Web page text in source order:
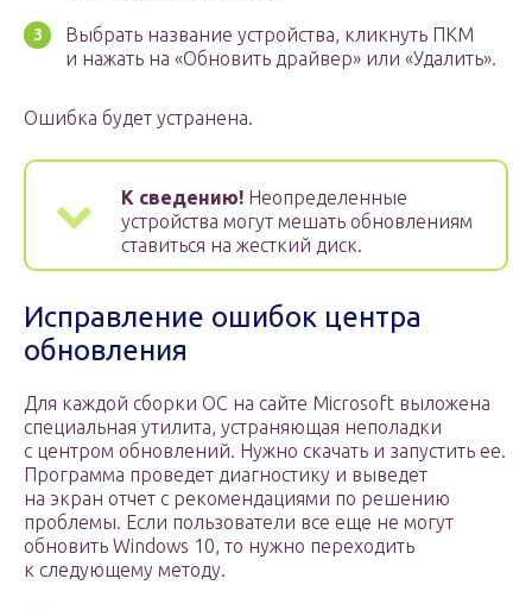
Выбрать название устройства, кликнуть ПКМ
и нажать на «Обновить драйвер» или «Удалить».
Ошибка будет устранена.
К сведению! Неопределенные
устройства могут мешать обновлениям
ставиться на жесткий диск.
Исправление ошибок центра
обновления
Для каждой сборки ОС на сайте Microsoft выложена
специальная утилита, устраняющая неполадки
с центром обновлений. Нужно скачать и запустить ее.
Программа проведет диагностику и выведет
на экран отчет с рекомендациями по решению
проблемы. Если пользователи все еще не могут
обновить Windows 10, то нужно переходить
к следующему методу.